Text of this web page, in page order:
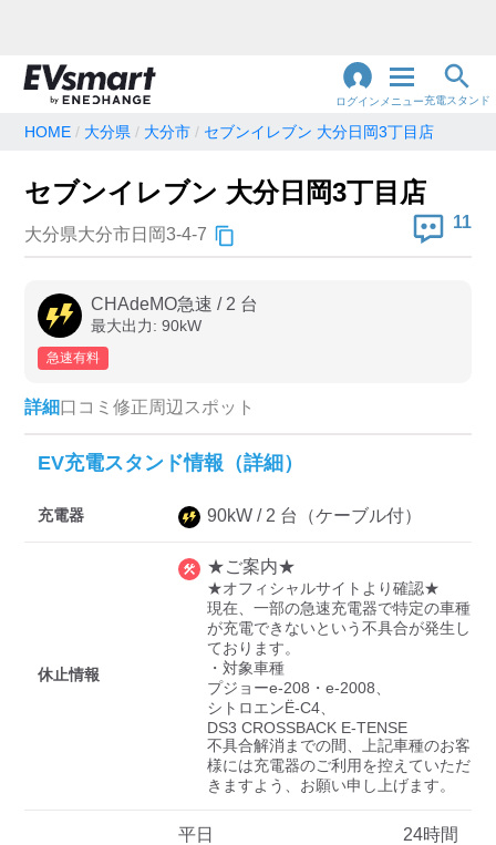
ログイン メニュー充電スタンド
地名・観光スポット・住所で検索
充電器の種類
急速充電器のみ表示
高速道路上のみ表示
認証システム
三菱ディーラーを表示
日産ディーラーを表示
トヨタディーラーを表
示
中速-20kW-以上 急速-44kW-以上
HOME 大分県 大分市 セブンイレブン 大分日岡3丁目店
セブンイレブン 大分日岡3丁目店
大分県大分市日岡3-4-7
11
CHAdeMO急速 / 2 台
最大出力: 90kW
急速有料
詳細口コミ 修正周辺スポット
EV充電スタンド情報（詳細）
充電器 90kW / 2 台 （ケーブル付）
休止情報
★ご案内★
★オフィシャルサイトより確認★
現在、一部の急速充電器で特定の車種
が充電できないという不具合が発生し
ております。
・対象車種
プジョーe-208・e-2008、
シトロエンË-C4、
DS3 CROSSBACK E-TENSE
不具合解消までの間、上記車種のお客
様には充電器のご利用を控えていただ
きますよう、お願い申し上げます。
平日
24時間